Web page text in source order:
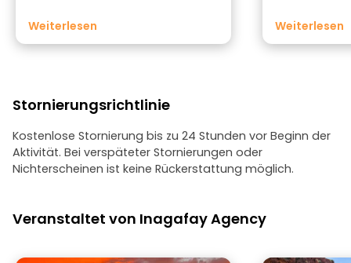
ausdrücklich die italienische Gruppe
Italienisch geben sollte, aber niemand
angegebenen 6 Stunden, da man am
um 23:00 Uhr in die Stadt zurückkehrt;
auch das sollte in der Beschreibung
besser angegeben werden. Trotz der
mangelnden organisatorischen
Weiterlesen
einigermaßen
Probleme
Weiterlesen
Stornierungsrichtlinie
Kostenlose Stornierung bis zu 24 Stunden vor Beginn der
Aktivität. Bei verspäteter Stornierungen oder
Nichterscheinen ist keine Rückerstattung möglich.
Veranstaltet von Inagafay Agency